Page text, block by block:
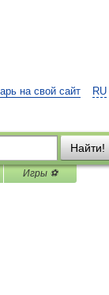
RU
на свой сайт
Найти!
Игры ⚽